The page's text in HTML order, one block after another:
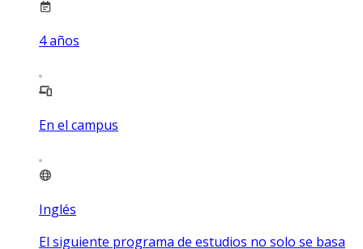
4años
En el campus
Inglés
El siguiente programa de estudios no solo se basa